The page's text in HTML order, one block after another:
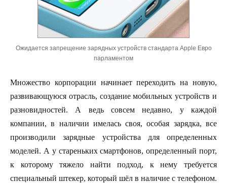
Ожидается запрещение зарядных устройств стандарта Apple Евро
парламентом
Множество корпорации начинает переходить на новую,
развивающуюся отрасль, создание мобильных устройств и
разновидностей. А ведь совсем недавно, у каждой
компании, в наличии имелась своя, особая зарядка, все
производили зарядные устройства для определенных
моделей. А у стареньких смартфонов, определенный порт,
к которому тяжело найти подход, к нему требуется
специальный штекер, который шёл в наличие с телефоном.